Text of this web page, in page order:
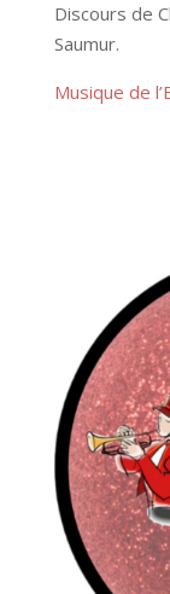
Discours de
Saumur.
Musique de